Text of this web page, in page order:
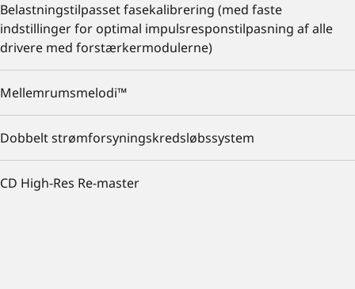
Belastningstilpasset fasekalibrering (med faste
indstillinger for optimal impulsresponstilpasning af alle
drivere med forstærkermodulerne)
Mellemrumsmelodi™
Dobbelt strømforsyningskredsløbssystem
CD High-Res Re-master